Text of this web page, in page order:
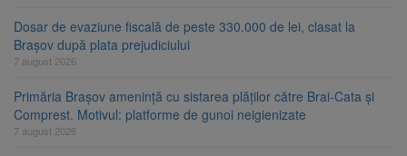
Dosar de evaziune fiscală de peste 330.000 de lei, clasat la
Brașov după plata prejudiciului
7 august 2026
Primăria Brașov amenință cu sistarea plăților către Brai-Cata și
Comprest. Motivul: platforme de gunoi neigienizate
7 august 2026